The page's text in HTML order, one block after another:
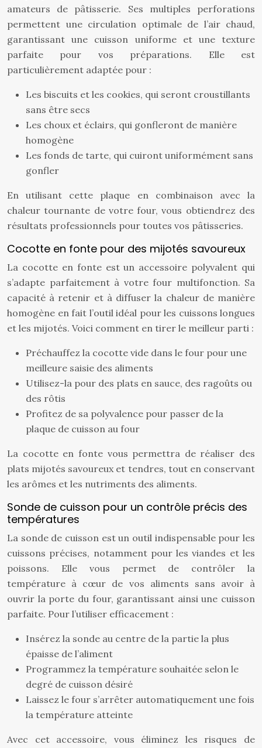
amateurs de pâtisserie. Ses multiples perforations
permettent une circulation optimale de l’air chaud,
garantissant une cuisson uniforme et une texture
parfaite pour vos préparations. Elle est
particulièrement adaptée pour :
Les biscuits et les cookies, qui seront croustillants
sans être secs
Les choux et éclairs, qui gonfleront de manière
homogène
Les fonds de tarte, qui cuiront uniformément sans
gonfler
En utilisant cette plaque en combinaison avec la
chaleur tournante de votre four, vous obtiendrez des
résultats professionnels pour toutes vos pâtisseries.
Cocotte en fonte pour des mijotés savoureux
La cocotte en fonte est un accessoire polyvalent qui
s’adapte parfaitement à votre four multifonction. Sa
capacité à retenir et à diffuser la chaleur de manière
homogène en fait l’outil idéal pour les cuissons longues
et les mijotés. Voici comment en tirer le meilleur parti :
Préchauffez la cocotte vide dans le four pour une
meilleure saisie des aliments
Utilisez-la pour des plats en sauce, des ragoûts ou
des rôtis
Profitez de sa polyvalence pour passer de la
plaque de cuisson au four
La cocotte en fonte vous permettra de réaliser des
plats mijotés savoureux et tendres, tout en conservant
les arômes et les nutriments des aliments.
Sonde de cuisson pour un contrôle précis des
températures
La sonde de cuisson est un outil indispensable pour les
cuissons précises, notamment pour les viandes et les
poissons. Elle vous permet de contrôler la
température à cœur de vos aliments sans avoir à
ouvrir la porte du four, garantissant ainsi une cuisson
parfaite. Pour l’utiliser efficacement :
Insérez la sonde au centre de la partie la plus
épaisse de l’aliment
Programmez la température souhaitée selon le
degré de cuisson désiré
Laissez le four s’arrêter automatiquement une fois
la température atteinte
Avec cet accessoire, vous éliminez les risques de